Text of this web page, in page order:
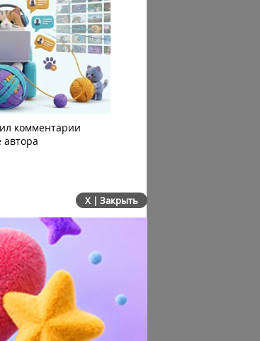
комментарии
автора
X | Закрыть